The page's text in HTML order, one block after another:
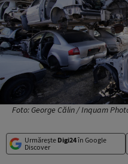
Foto: George Călin / Inquam
Urmărește Digi24în Google
Discover